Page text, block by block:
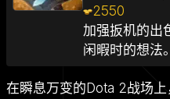
2550
加强扳机的出
闲暇时的想法。
在瞬息万变的Dota 2战场